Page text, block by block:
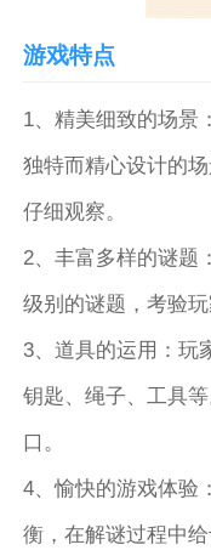
游戏特点
1、精美细致的场景
独特而精心设计的
仔细观察。
2、丰富多样的谜题
级别的谜题，考验
3、道具的运用：玩
钥匙、绳子、工具
口。
4、愉快的游戏体验
衡，在解谜过程中